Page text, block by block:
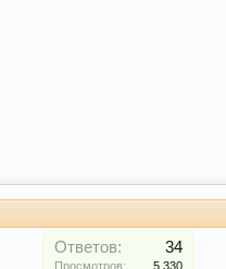
Ответов: 34
Просмотров: 5.330